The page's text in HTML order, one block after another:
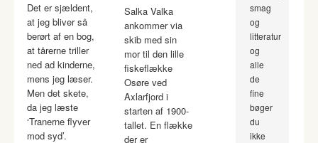
Det er sjældent,
at jeg bliver så
berørt af en bog,
at tårerne triller
ned ad kinderne,
mens jeg læser.
Men det skete,
da jeg læste
‘Tranerne flyver
mod syd’.
Salka Valka
ankommer via
skib med sin
mor til den lille
fiskeflække
Osøre ved
Axlarfjord i
starten af 1900-
tallet. En flække
der er
smag
og
litteratur
og
alle
de
fine
bøger
du
ikke